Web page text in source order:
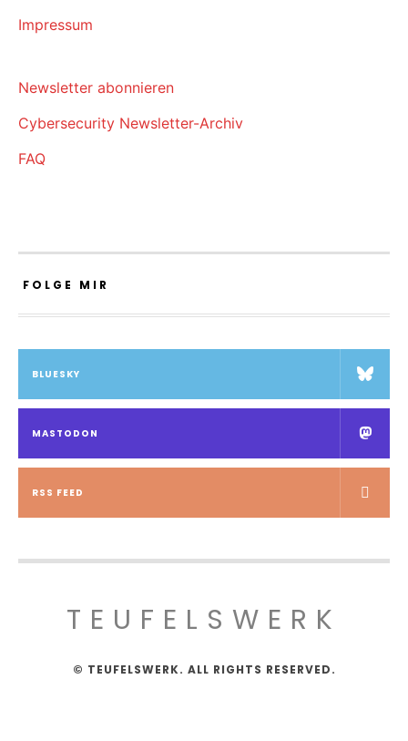
Impressum
Newsletter abonnieren
Cybersecurity Newsletter-Archiv
FAQ
FOLGE MIR
BLUESKY
MASTODON
RSS FEED
TEUFELSWERK
© TEUFELSWERK. ALL RIGHTS RESERVED.